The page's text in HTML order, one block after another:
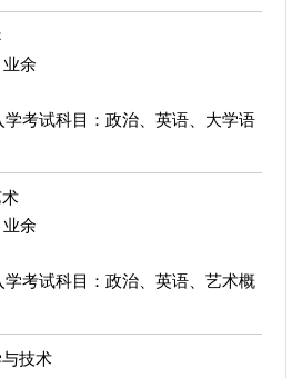
业余
学考试科目：政治、英语、大学语
业余
学考试科目：政治、英语、艺术概
技术